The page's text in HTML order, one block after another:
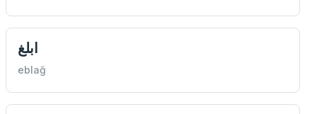
ابلغ
eblağ